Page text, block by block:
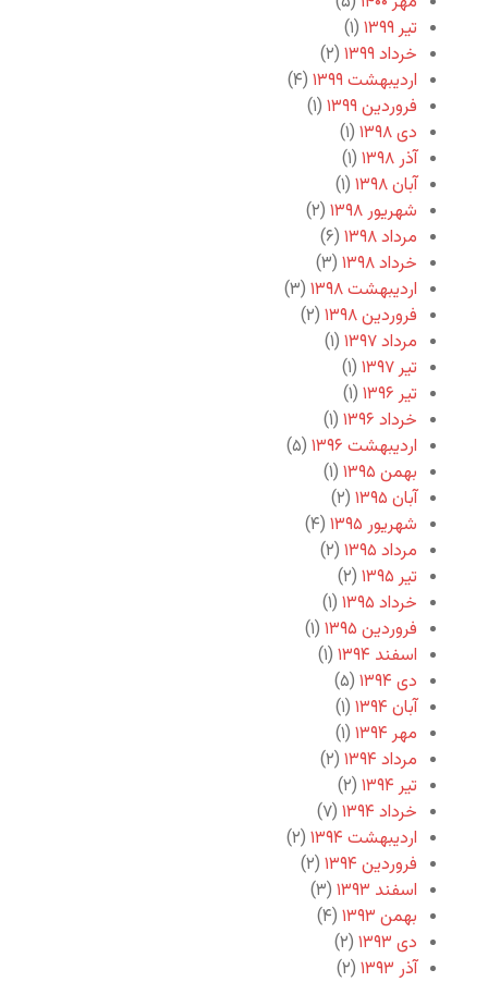
تیر ۱۳۹۹
(۱)
خرداد ۱۳۹۹
(۲)
اردیبهشت ۱۳۹۹
(۴)
فروردین ۱۳۹۹
(۱)
دی ۱۳۹۸
(۱)
آذر ۱۳۹۸
(۱)
آبان ۱۳۹۸
(۱)
شهریور ۱۳۹۸
(۲)
مرداد ۱۳۹۸
(۶)
خرداد ۱۳۹۸
(۳)
اردیبهشت ۱۳۹۸
(۳)
فروردین ۱۳۹۸
(۲)
مرداد ۱۳۹۷
(۱)
تیر ۱۳۹۷
(۱)
تیر ۱۳۹۶
(۱)
خرداد ۱۳۹۶
(۱)
اردیبهشت ۱۳۹۶
(۵)
بهمن ۱۳۹۵
(۱)
آبان ۱۳۹۵
(۲)
شهریور ۱۳۹۵
(۴)
مرداد ۱۳۹۵
(۲)
تیر ۱۳۹۵
(۲)
خرداد ۱۳۹۵
(۱)
فروردین ۱۳۹۵
(۱)
اسفند ۱۳۹۴
(۱)
دی ۱۳۹۴
(۵)
آبان ۱۳۹۴
(۱)
مهر ۱۳۹۴
(۱)
مرداد ۱۳۹۴
(۲)
تیر ۱۳۹۴
(۲)
خرداد ۱۳۹۴
(۷)
اردیبهشت ۱۳۹۴
(۲)
فروردین ۱۳۹۴
(۲)
اسفند ۱۳۹۳
(۳)
بهمن ۱۳۹۳
(۴)
دی ۱۳۹۳
(۲)
آذر ۱۳۹۳
(۲)